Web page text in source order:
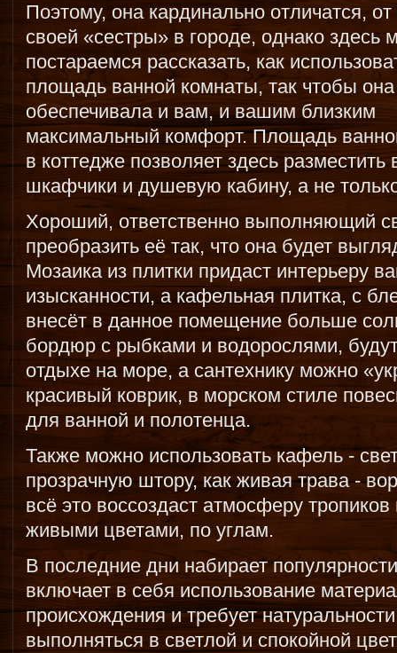
Поэтому, она кардинально отличатся, от
своей «сестры» в городе, однако здесь
постараемся рассказать, как
площадь ванной комнаты, так чтобы она
обеспечивала и вам, и вашим близким
максимальный комфорт. Площадь
в коттедже позволяет здесь
шкафчики и душевую кабину, а не
Хороший, ответственно выполняющий
преобразить её так, что она будет
Мозаика из плитки придаст интерьеру
изысканности, а кафельная плитка, с
внесёт в данное помещение больше
бордюр с рыбками и водорослями,
отдыхе на море, а сантехнику можно
красивый коврик, в морском стиле
для ванной и полотенца.
Также можно использовать кафель -
прозрачную штору, как живая трава -
всё это воссоздаст атмосферу
живыми цветами, по углам.
В последние дни набирает
включает в себя использование
происхождения и требует
выполняться в светлой и спокойной